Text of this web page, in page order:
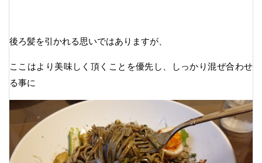
後ろ髪を引かれる思いではありますが、
ここはより美味しく頂くことを優先し、しっかり混ぜ合わせ
る事に